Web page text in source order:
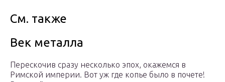
См. также
Век металла
Перескочив сразу несколько эпох, окажемся в
Римской империи. Вот уж где копье было в почете!